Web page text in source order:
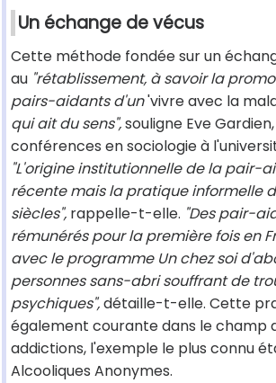
Un échange de vécus
Cette méthode fondée sur un
au "rétablissement, à savoir la
pairs-aidants d'un'vivre avec la
qui ait du sens",souligne Eve
conférences en sociologie à
"L'origine institutionnelle de la pair-
récente mais la pratique informelle
siècles", rappelle-t-elle. "Des pair-
rémunérés pour la première fois en
avec le programme Un chez soi
personnes sans-abri souffrant de
psychiques",détaille-t-elle. Cette
également courante dans le champ
addictions, l'exemple le plus connu
Alcooliques Anonymes.